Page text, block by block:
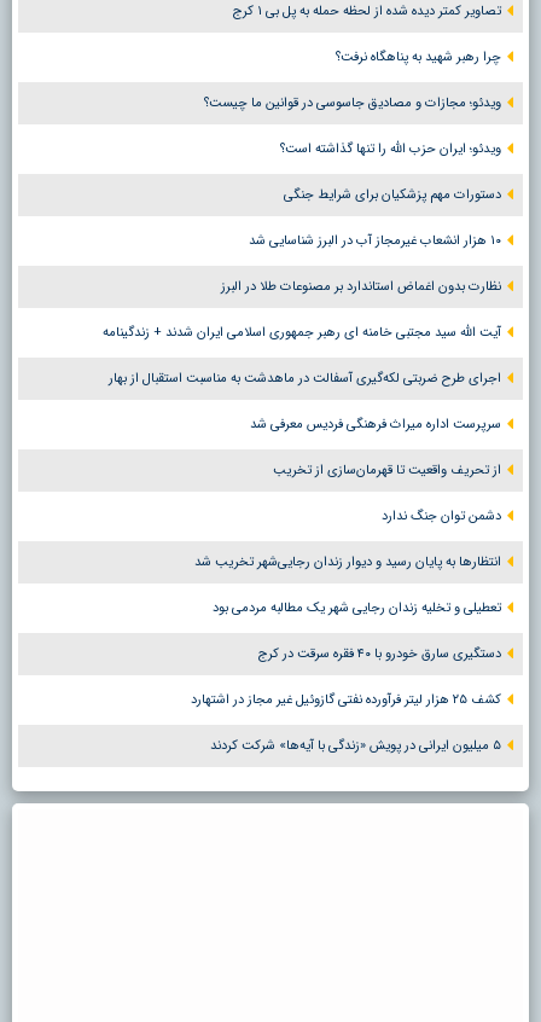
تصاویر کمتر دیده شده از لحظه حمله به پل بی ۱ کرج
چرا رهبر شهید به پناهگاه نرفت؟
ویدئو؛ مجازات و مصادیق جاسوسی در قوانین ما چیست؟
ویدئو؛ ایران حزب الله را تنها گذاشته است؟
دستورات مهم پزشکیان برای شرایط جنگی
۱۰ هزار انشعاب غیرمجاز آب در البرز شناسایی شد
نظارت بدون اغماض استاندارد بر مصنوعات طلا در البرز
آیت الله سید مجتبی خامنه ای رهبر جمهوری اسلامی ایران شدند + زندگینامه
اجرای طرح ضربتی لکه‌گیری آسفالت در ماهدشت به مناسبت استقبال از بهار
سرپرست اداره میراث فرهنگی فردیس معرفی شد
از تحریف واقعیت تا قهرمان‌سازی از تخریب
دشمن توان جنگ ندارد
انتظارها به پایان رسید و دیوار زندان رجایی‌شهر تخریب شد
تعطیلی و تخلیه زندان رجایی شهر یک مطالبه مردمی بود
دستگیری سارق خودرو با ۴۰ فقره سرقت در کرج
کشف ۲۵ هزار لیتر فرآورده نفتی گازوئیل غیر مجاز در اشتهارد
۵ میلیون ایرانی در پویش «زندگی با آیه‌ها» شرکت کردند